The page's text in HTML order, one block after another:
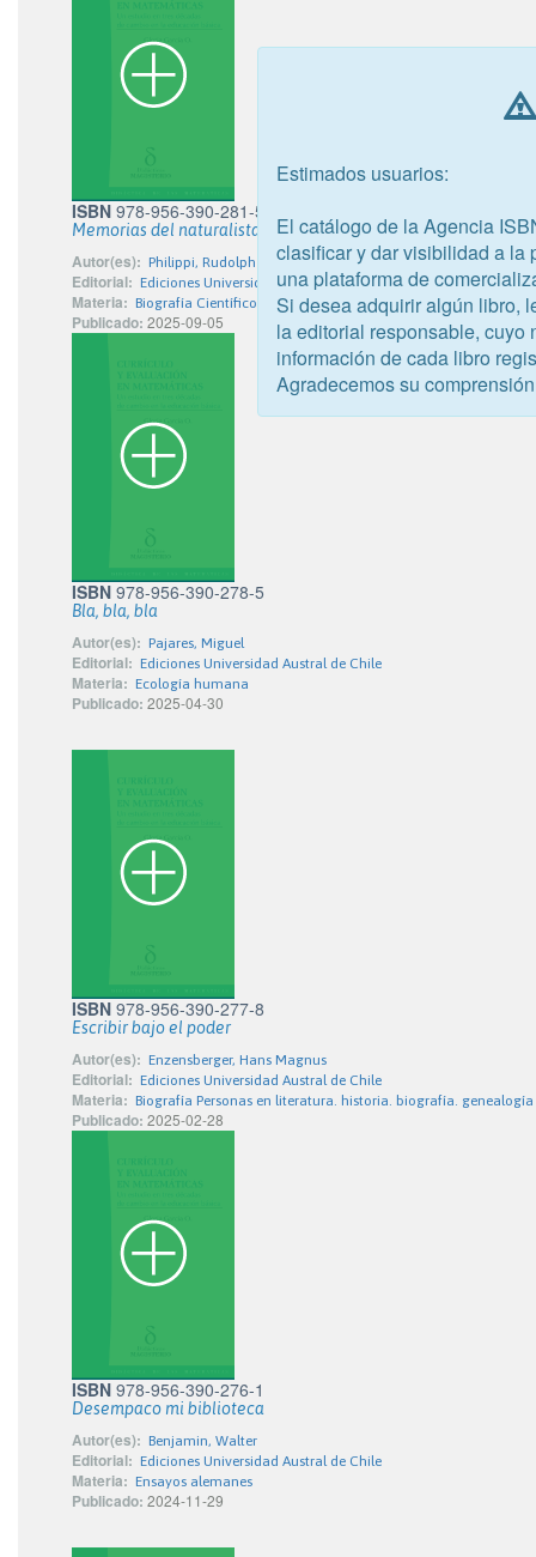
ISBN 978-956-390-281-5
Memorias del naturalista Rudolph Amandus Philippi
Autor(es): Philippi, Rudolph Amandus
Editorial: Ediciones Universidad Austral de Chile
Materia: Biografía Científicos
Publicado: 2025-09-05
ISBN 978-956-390-278-5
Bla, bla, bla
Autor(es): Pajares, Miguel
Editorial: Ediciones Universidad Austral de Chile
Materia: Ecología humana
Publicado: 2025-04-30
ISBN 978-956-390-277-8
Escribir bajo el poder
Autor(es): Enzensberger, Hans Magnus
Editorial: Ediciones Universidad Austral de Chile
Materia: Biografía Personas en literatura. historia. biografía. genealogía
Publicado: 2025-02-28
ISBN 978-956-390-276-1
Desempaco mi biblioteca
Autor(es): Benjamin, Walter
Editorial: Ediciones Universidad Austral de Chile
Materia: Ensayos alemanes
Publicado: 2024-11-29
Estimados usuarios:
El catálogo de la Agencia
clasificar y dar visibilidad a la
una plataforma de
Si desea adquirir algún libro,
la editorial responsable, cuyo
información de cada libro
Agradecemos su